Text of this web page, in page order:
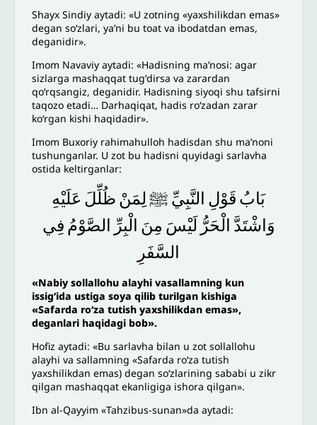
Shayx Sindiy aytadi: «U zotning «yaxshilikdan emas»
degan soʻzlari, yaʼni bu toat va ibodatdan emas,
deganidir».
Imom Navaviy aytadi: «Hadisning maʼnosi: agar
sizlarga mashaqqat tugʻdirsa va zarardan
qoʻrqsangiz, deganidir. Hadisning siyoqi shu tafsirni
taqozo etadi… Darhaqiqat, hadis roʻzadan zarar
koʻrgan kishi haqidadir».
Imom Buxoriy rahimahulloh hadisdan shu maʼnoni
tushunganlar. U zot bu hadisni quyidagi sarlavha
ostida keltirganlar:
بَابُ قَوْلِ النَّبِيِّ ﷺ لِمَنْ ظُلِّلَ عَلَيْهِ
وَاشْتَدَّ الْحَرُّ لَيْسَ مِنَ الْبِرِّ الصَّوْمُ فِي
السَّفَرِ
«Nabiy sollallohu alayhi vasallamning kun
issigʻida ustiga soya qilib turilgan kishiga
«Safarda roʻza tutish yaxshilikdan emas»,
deganlari haqidagi bob».
Hofiz aytadi: «Bu sarlavha bilan u zot sollallohu
alayhi va sallamning «Safarda roʻza tutish
yaxshilikdan emas) degan soʻzlarining sababi u zikr
qilgan mashaqqat ekanligiga ishora qilgan».
Ibn al-Qayyim «Tahzibus-sunan»da aytadi: